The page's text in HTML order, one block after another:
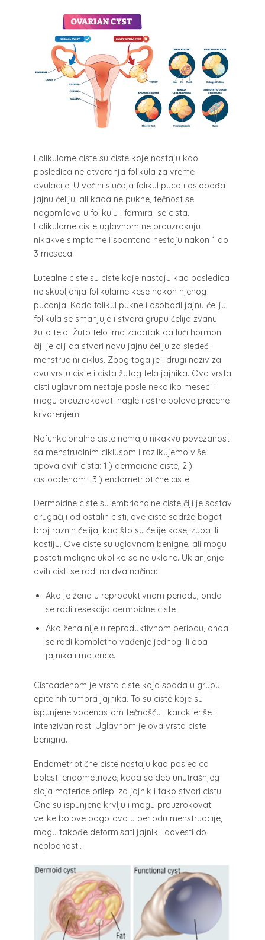
Folikularne ciste su ciste koje nastaju kao
posledica ne otvaranja folikula za vreme
ovulacije. U većini slučaja folikul puca i oslobađa
jajnu ćeliju, ali kada ne pukne, tečnost se
nagomilava u folikulu i formira se cista.
Folikularne ciste uglavnom ne prouzrokuju
nikakve simptome i spontano nestaju nakon 1 do
3 meseca.
Lutealne ciste su ciste koje nastaju kao posledica
ne skupljanja folikularne kese nakon njenog
pucanja. Kada folikul pukne i osobodi jajnu ćeliju,
folikula se smanjuje i stvara grupu ćelija zvanu
žuto telo. Žuto telo ima zadatak da luči hormon
čiji je cilj da stvori novu jajnu ćeliju za sledeći
menstrualni ciklus. Zbog toga je i drugi naziv za
ovu vrstu ciste i cista žutog tela jajnika. Ova vrsta
cisti uglavnom nestaje posle nekoliko meseci i
mogu prouzrokovati nagle i oštre bolove praćene
krvarenjem.
Nefunkcionalne ciste nemaju nikakvu povezanost
sa menstrualnim ciklusom i razlikujemo više
tipova ovih cista: 1.) dermoidne ciste, 2.)
cistoadenom i 3.) endometriotične ciste.
Dermoidne ciste su embrionalne ciste čiji je sastav
drugačiji od ostalih cisti, ove ciste sadrže bogat
broj raznih ćelija, kao što su ćelije kose, zuba ili
kostiju. Ove ciste su uglavnom benigne, ali mogu
postati maligne ukoliko se ne uklone. Uklanjanje
ovih cisti se radi na dva načina:
Ako je žena u reproduktivnom periodu, onda
se radi resekcija dermoidne ciste
Ako žena nije u reproduktivnom periodu, onda
se radi kompletno vađenje jednog ili oba
jajnika i materice.
Cistoadenom je vrsta ciste koja spada u grupu
epitelnih tumora jajnika. To su ciste koje su
ispunjene vodenastom tečnošću i karakteriše i
intenzivan rast. Uglavnom je ova vrsta ciste
benigna.
Endometriotične ciste nastaju kao posledica
bolesti endometrioze, kada se deo unutrašnjeg
sloja materice prilepi za jajnik i tako stvori cistu.
One su ispunjene krvlju i mogu prouzrokovati
velike bolove pogotovo u periodu menstruacije,
mogu takođe deformisati jajnik i dovesti do
neplodnosti.